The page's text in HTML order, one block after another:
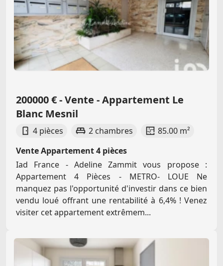
200000 € - Vente - Appartement Le
Blanc Mesnil
4 pièces 2 chambres
85.00 m²
Vente Appartement 4 pièces
Iad France - Adeline Zammit vous propose :
Appartement 4 Pièces - METRO- LOUE Ne
manquez pas l'opportunité d'investir dans ce bien
vendu loué offrant une rentabilité à 6,4% ! Venez
visiter cet appartement extrêmem...